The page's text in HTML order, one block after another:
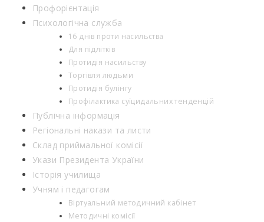
Профорієнтація
Психологічна служба
16 днів проти насильства
Для підлітків
Протидія насильству
Торгівля людьми
Протидія булінгу
Профілактика суїцидальних тенденцій
Публічна інформація
Регіональні накази та листи
Склад приймальної комісії
Укази Президента України
Історія училища
Учням і педагогам
Віртуальний методичний кабінет
Методичні комісії